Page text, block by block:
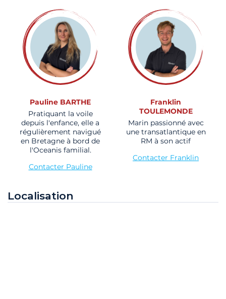
Pauline BARTHE
Pratiquant la voile
depuis l'enfance, elle a
régulièrement navigué
en Bretagne à bord de
l'Oceanis familial.
Contacter Pauline
Franklin
TOULEMONDE
Marin passionné avec
une transatlantique en
RM à son actif
Contacter Franklin
Localisation